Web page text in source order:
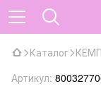
Каталог
Артикул: